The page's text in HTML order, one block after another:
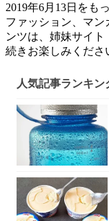
2019年6月13日をも
ファッション、マ
ンツは、姉妹サイ
続きお楽しみくださ
人気記事ランキン